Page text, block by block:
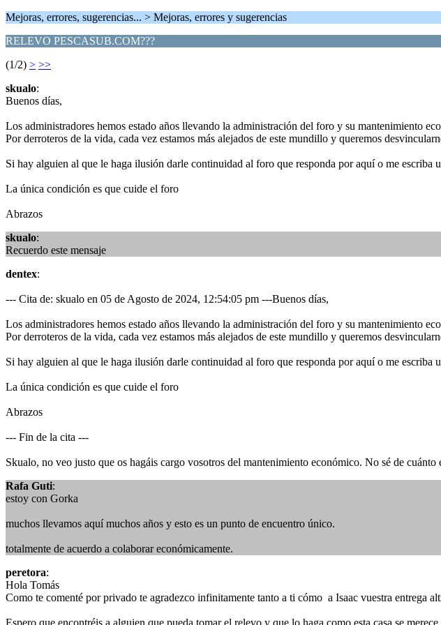
Mejoras, errores, sugerencias... > Mejoras, errores y sugerencias
RELEVO PESCASUB.COM???
(1/2) > >>
skualo:
Buenos días,
Los administradores hemos estado años llevando la administración del foro y su mantenimiento
Por derroteros de la vida, cada vez estamos más alejados de este mundillo y queremos
Si hay alguien al que le haga ilusión darle continuidad al foro que responda por aquí o me escriba
La única condición es que cuide el foro
Abrazos
skualo:
Recuerdo este mensaje
dentex:
--- Cita de: skualo en 05 de Agosto de 2024, 12:54:05 pm ---Buenos días,
Los administradores hemos estado años llevando la administración del foro y su mantenimiento
Por derroteros de la vida, cada vez estamos más alejados de este mundillo y queremos
Si hay alguien al que le haga ilusión darle continuidad al foro que responda por aquí o me escriba
La única condición es que cuide el foro
Abrazos
--- Fin de la cita ---
Skualo, no veo justo que os hagáis cargo vosotros del mantenimiento económico. No sé de
Rafa Guti:
estoy con Gorka
muchos llevamos aquí muchos años y esto es un punto de encuentro único.
totalmente de acuerdo a colaborar económicamente.
peretora:
Hola Tomás
Como te comenté por privado te agradezco infinitamente tanto a ti cómo a Isaac vuestra entrega
Espero que encontréis a alguien que pueda tomar el relevo y que lo haga como esta casa se merece.